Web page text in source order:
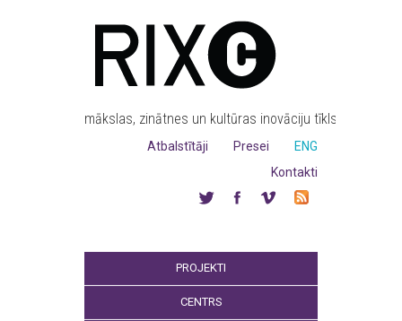
mākslas, zinātnes un kultūras inovāciju tīkls
ENG
Presei
Atbalstītāji
Kontakti
PROJEKTI
CENTRS